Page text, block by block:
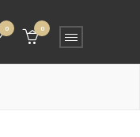
0 0